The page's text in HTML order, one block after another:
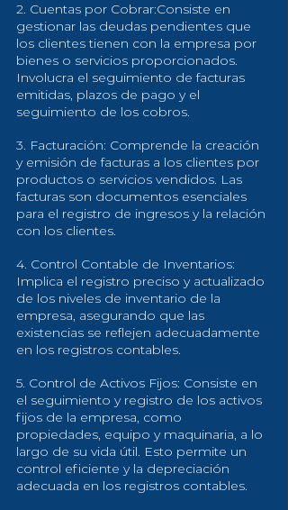
2. Cuentas por Cobrar:Consiste en
gestionar las deudas pendientes que
los clientes tienen con la empresa por
bienes o servicios proporcionados.
Involucra el seguimiento de facturas
emitidas, plazos de pago y el
seguimiento de los cobros.
3. Facturación: Comprende la creación
y emisión de facturas a los clientes por
productos o servicios vendidos. Las
facturas son documentos esenciales
para el registro de ingresos y la relación
con los clientes.
4. Control Contable de Inventarios:
Implica el registro preciso y actualizado
de los niveles de inventario de la
empresa, asegurando que las
existencias se reflejen adecuadamente
en los registros contables.
5. Control de Activos Fijos: Consiste en
el seguimiento y registro de los activos
fijos de la empresa, como
propiedades, equipo y maquinaria, a lo
largo de su vida útil. Esto permite un
control eficiente y la depreciación
adecuada en los registros contables.